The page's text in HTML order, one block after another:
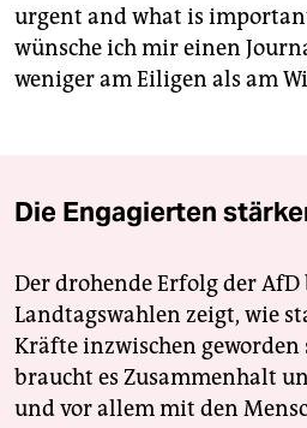
urgent and what is
wünsche ich mir einen
weniger am Eiligen als am
Die Engagierten
Der drohende Erfolg der
Landtagswahlen zeigt, wie
Kräfte inzwischen geworden
braucht es Zusammenhalt
und vor allem mit den